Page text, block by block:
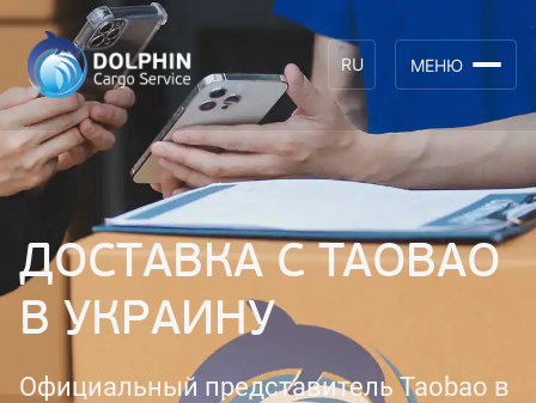
RU МЕНЮ
ДОСТАВКА С TAOBAO
В УКРАИНУ
Официальный представитель Taobao в